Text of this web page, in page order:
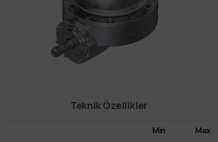
Teknik Özellikler
Min
Max